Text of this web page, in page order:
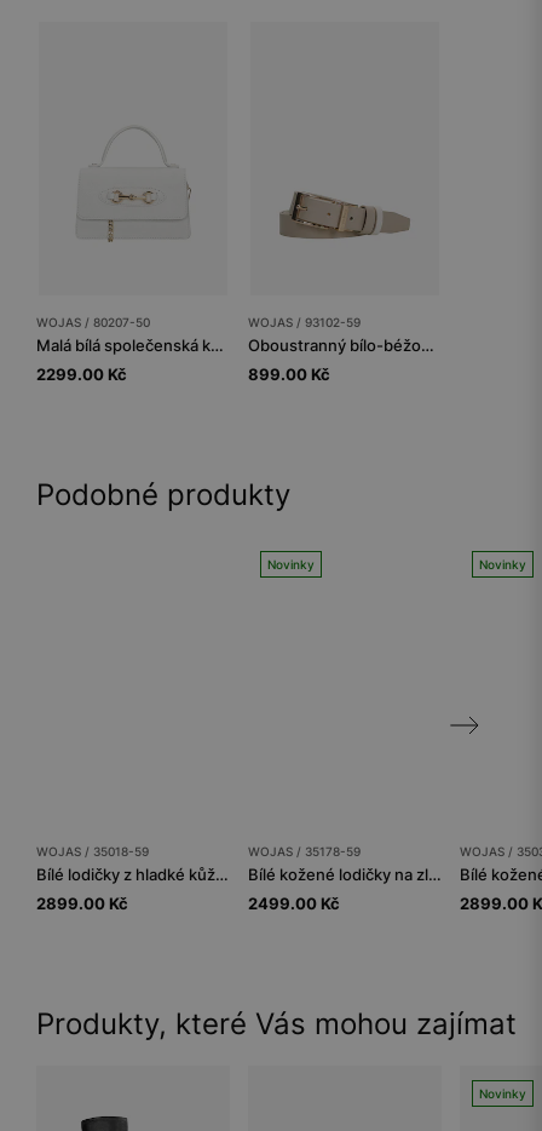
WOJAS / 80207-50
Malá bílá společenská kabelka
2299.00 Kč
WOJAS / 93102-59
Oboustranný bílo-béžový dámský kožený pásek
899.00 Kč
Podobné produkty
WOJAS / 35018-59
Bílé lodičky z hladké kůže na podpatku
2899.00 Kč
Novinky
WOJAS / 35178-59
Bílé kožené lodičky na zlatém jehlovém podpatku
2499.00 Kč
Novinky
WOJAS /
2899.00
Produkty, které Vás mohou zajímat
Novinky